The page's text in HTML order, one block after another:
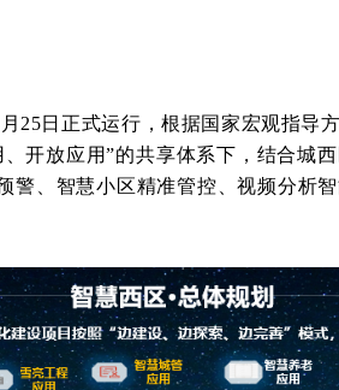
25日正式运行，根据国家宏观指导
开放应用”的共享体系下，结合城
警、智慧小区精准管控、视频分析